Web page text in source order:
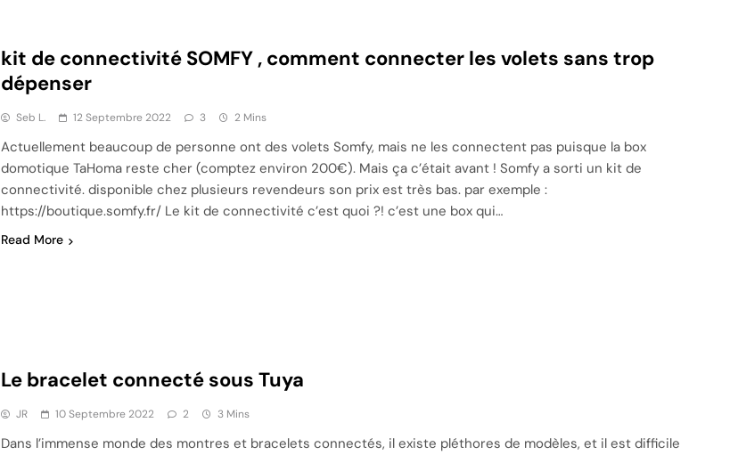
kit de connectivité SOMFY , comment connecter les volets sans trop
dépenser
Seb L. 12 Septembre 2022 3 2 Mins
Actuellement beaucoup de personne ont des volets Somfy, mais ne les connectent pas puisque la box
domotique TaHoma reste cher (comptez environ 200€). Mais ça c’était avant ! Somfy a sorti un kit de
connectivité. disponible chez plusieurs revendeurs son prix est très bas. par exemple :
https://boutique.somfy.fr/ Le kit de connectivité c’est quoi ?! c’est une box qui…
Read More
Le bracelet connecté sous Tuya
JR 10 Septembre 2022 2 3 Mins
Dans l’immense monde des montres et bracelets connectés, il existe pléthores de modèles, et il est difficile